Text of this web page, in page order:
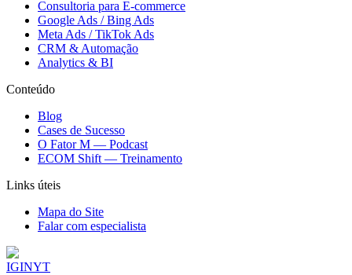
Consultoria para E-commerce
Google Ads / Bing Ads
Meta Ads / TikTok Ads
CRM & Automação
Analytics & BI
Conteúdo
Blog
Cases de Sucesso
O Fator M — Podcast
ECOM Shift — Treinamento
Links úteis
Mapa do Site
Falar com especialista
IGINYT